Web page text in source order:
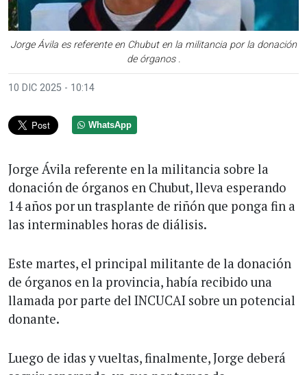
Jorge Ávila es referente en Chubut en la militancia por la donación
de órganos .
10 DIC 2025 - 10:14
WhatsApp
Jorge Ávila referente en la militancia sobre la
donación de órganos en Chubut, lleva esperando
14 años por un trasplante de riñón que ponga fin a
las interminables horas de diálisis.
Este martes, el principal militante de la donación
de órganos en la provincia, había recibido una
llamada por parte del INCUCAI sobre un potencial
donante.
Luego de idas y vueltas, finalmente, Jorge deberá